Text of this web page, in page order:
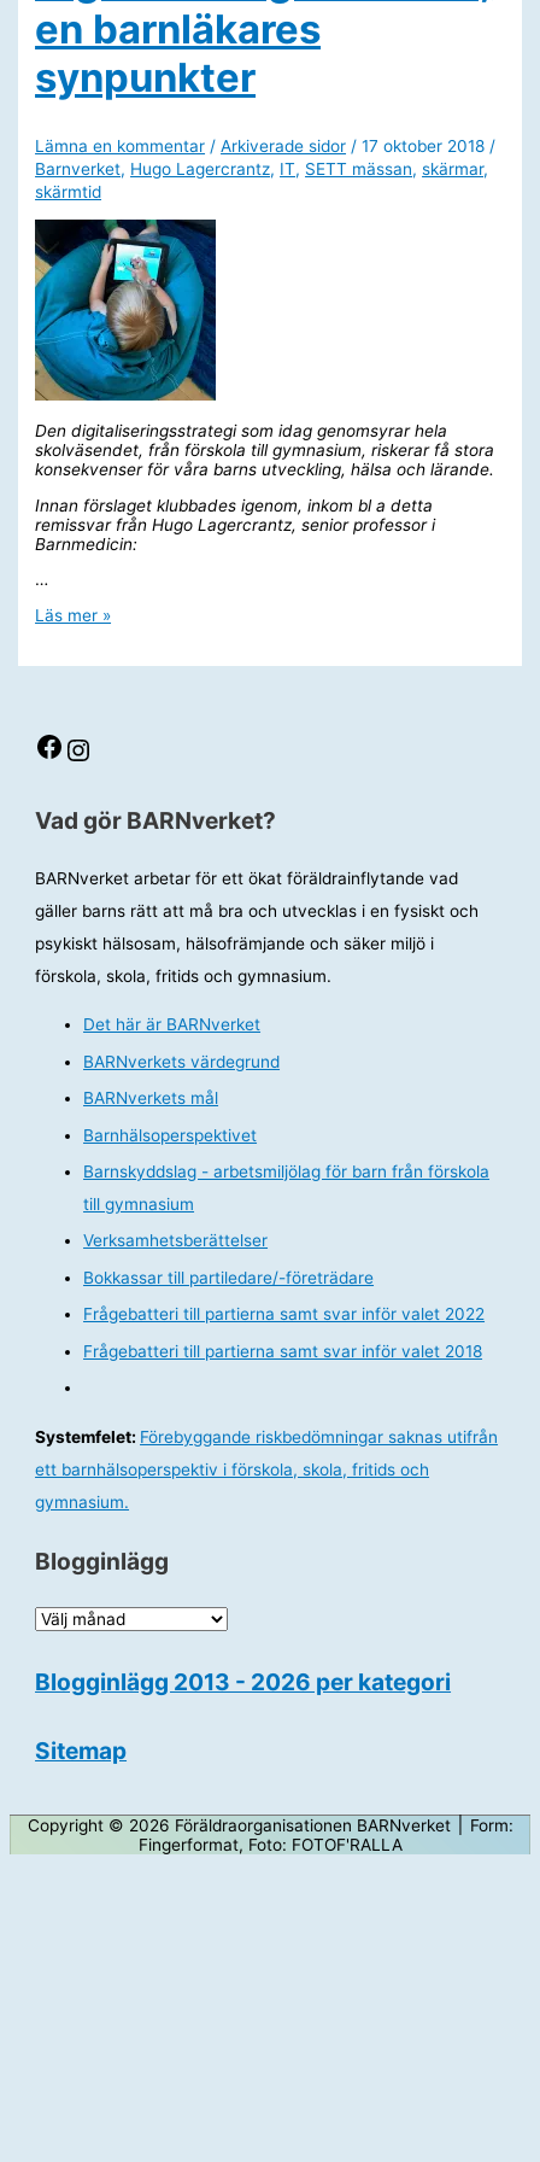
en barnläkares
synpunkter
Lämna en kommentar /Arkiverade sidor /17 oktober 2018 /
Barnverket, Hugo Lagercrantz, IT, SETT mässan,skärmar,
skärmtid
Den digitaliseringsstrategi som idag genomsyrar hela
skolväsendet, från förskola till gymnasium, riskerar få stora
konsekvenser för våra barns utveckling, hälsa och lärande.
Innan förslaget klubbades igenom, inkom bl a detta
remissvar från Hugo Lagercrantz, senior professor i
Barnmedicin:
…
Digitaliseringens
barnläkares
Läs mer »
Facebook Instagram
Vad gör BARNverket?
BARNverket arbetar för ett ökat föräldrainflytande vad
gäller barns rätt att må bra och utvecklas i en fysiskt och
psykiskt hälsosam, hälsofrämjande och säker miljö i
förskola, skola, fritids och gymnasium.
Det här är BARNverket
BARNverkets värdegrund
BARNverkets mål
Barnhälsoperspektivet
Barnskyddslag - arbetsmiljölag för barn från förskola
till gymnasium
Verksamhetsberättelser
Bokkassar till partiledare/-företrädare
Frågebatteri till partierna samt svar inför valet 2022
Frågebatteri till partierna samt svar inför valet 2018
Systemfelet: Förebyggande riskbedömningar saknas utifrån
ett barnhälsoperspektiv i förskola, skola, fritids och
gymnasium.
Blogginlägg
B
o
g
n
Blogginlägg 2013 - 2026 per kategori
Sitemap
Copyright © 2026 Föräldraorganisationen BARNverket׀ Form:
Fingerformat, Foto: FOTOF'RALLA